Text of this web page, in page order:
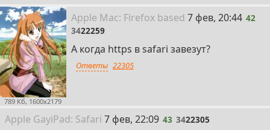
789 Кб, 1600x2179
Apple Mac: Firefox based 42
7 фев, 20:44 42
3422259
А когда https в safari завезут?
Ответы 22305
Apple GayiPad: Safari 43
7 фев, 22:09 43 3422305